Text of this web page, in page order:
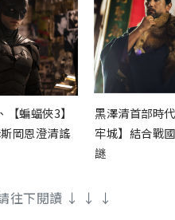
蝙蝠俠3】
岡恩澄清謠
黑澤清首部時
牢城】結合戰
謎
往下閱讀 ↓ ↓ ↓